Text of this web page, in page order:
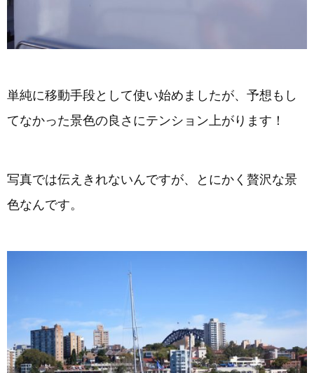
単純に移動手段として使い始めましたが、予想もし
てなかった景色の良さにテンション上がります！
写真では伝えきれないんですが、とにかく贅沢な景
色なんです。